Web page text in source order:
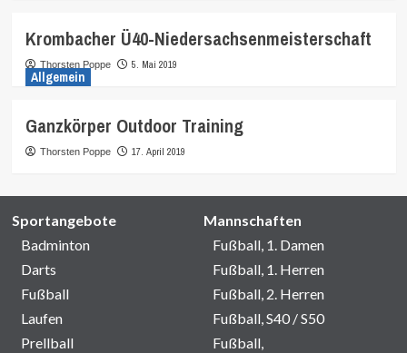
Krombacher Ü40-Niedersachsenmeisterschaft
Thorsten Poppe 5. Mai 2019
Allgemein
Ganzkörper Outdoor Training
Thorsten Poppe 17. April 2019
Sportangebote
Badminton
Darts
Fußball
Laufen
Prellball
Mannschaften
Fußball, 1. Damen
Fußball, 1. Herren
Fußball, 2. Herren
Fußball, S40 / S50
Fußball,